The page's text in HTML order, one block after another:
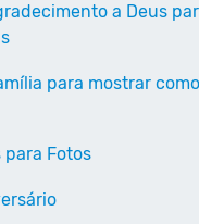
a Deus
para mostrar
para Fotos